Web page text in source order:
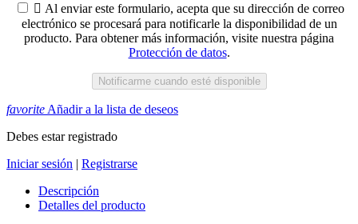
 Al enviar este formulario, acepta que su dirección de correo
electrónico se procesará para notificarle la disponibilidad de un
producto. Para obtener más información, visite nuestra página
Protección de datos.
Notificarme cuando esté disponible
favorite Añadir a la lista de deseos
Debes estar registrado
Iniciar sesión | Registrarse
Descripción
Detalles del producto